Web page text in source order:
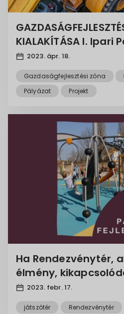
KIALAKÍTÁSA I. Ipari
2023. ápr. 18.
Gazdaságfejlesztési zóna
Pályázat
Projekt
Ha Rendezvénytér,
élmény,
2023. febr. 17.
játszótér Rendezvénytér